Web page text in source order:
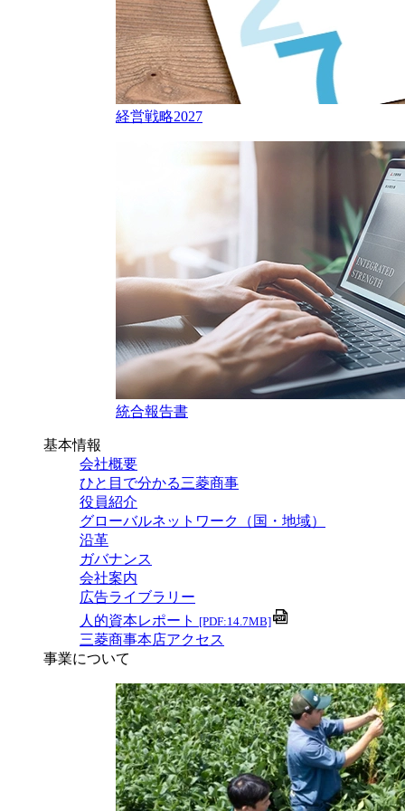
経営戦略2027
統合報告書
基本情報
会社概要
ひと目で分かる三菱商事
役員紹介
グローバルネットワーク（国・地域）
沿革
ガバナンス
会社案内
広告ライブラリー
人的資本レポート [PDF:14.7MB]
三菱商事本店アクセス
事業について